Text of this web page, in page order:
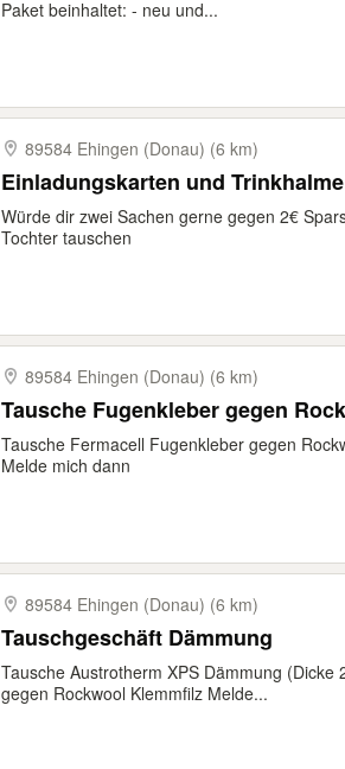
Paket beinhaltet: - neu und...
89584 Ehingen (Donau) (6 km)
Einladungskarten und
Würde dir zwei Sachen gerne gegen 2€
Tochter tauschen
89584 Ehingen (Donau) (6 km)
Tausche Fugenkleber gegen
Tausche Fermacell Fugenkleber gegen
Melde mich dann
89584 Ehingen (Donau) (6 km)
Tauschgeschäft Dämmung
Tausche Austrotherm XPS Dämmung (Dicke
gegen Rockwool Klemmfilz Melde...